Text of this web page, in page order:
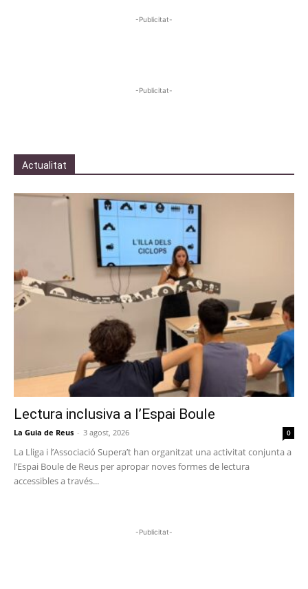
-Publicitat-
-Publicitat-
Actualitat
Lectura inclusiva a l’Espai Boule
La Guia de Reus - 3 agost, 2026 0
La Lliga i l’Associació Supera’t han organitzat una activitat conjunta a
l’Espai Boule de Reus per apropar noves formes de lectura
accessibles a través...
-Publicitat-